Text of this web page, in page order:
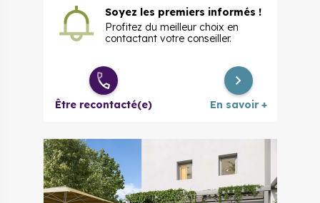
Soyez les premiers informés !
Profitez du meilleur choix en
contactant votre conseiller.
Être recontacté(e) En savoir +